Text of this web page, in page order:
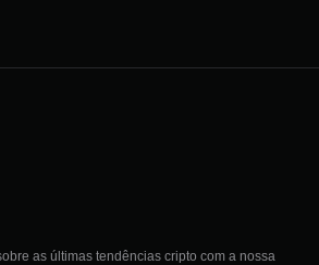
as últimas tendências cripto com a nossa